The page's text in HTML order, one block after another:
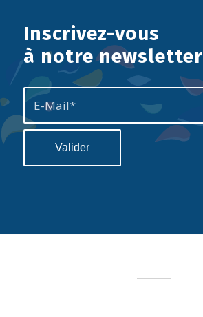
Inscrivez-vous
à notre newsletter